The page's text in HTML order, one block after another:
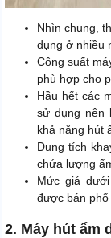
Nhìn chung,
dụng ở nhiều
Công suất
phù hợp cho
Hầu hết các
sử dụng nên
khả năng hút
Dung tích
chứa lượng
Mức giá
được bán phổ
2. Máy hút ẩm